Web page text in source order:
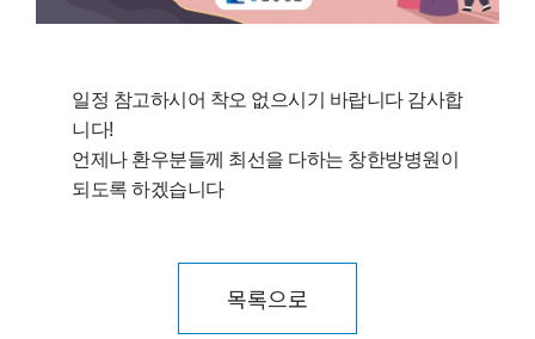
일정 참고하시어 착오 없으시기 바랍니다 감사합
니다!
언제나 환우분들께 최선을 다하는 창한방병원이
되도록 하겠습니다
목록으로